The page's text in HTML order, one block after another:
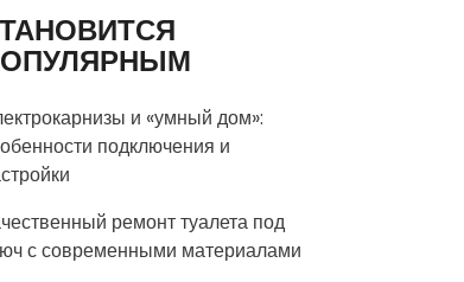
и «умный дом»:
подключения и
ремонт туалета под
с современными материалами